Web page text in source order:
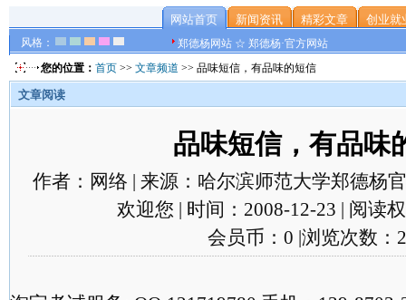
风格：
网站首页 新闻资讯 精彩文章 创业就
郑德杨网站 ☆ 郑德杨·官方网站
您的位置： 首页 >> 文章频道 >> 品味短信，有品味的短信
文章阅读
品味短信，有品味
作者：网络 | 来源：哈尔滨师范大学郑德杨
欢迎您 | 时间：2008-12-23 | 阅读
会员币：0 |浏览次数：